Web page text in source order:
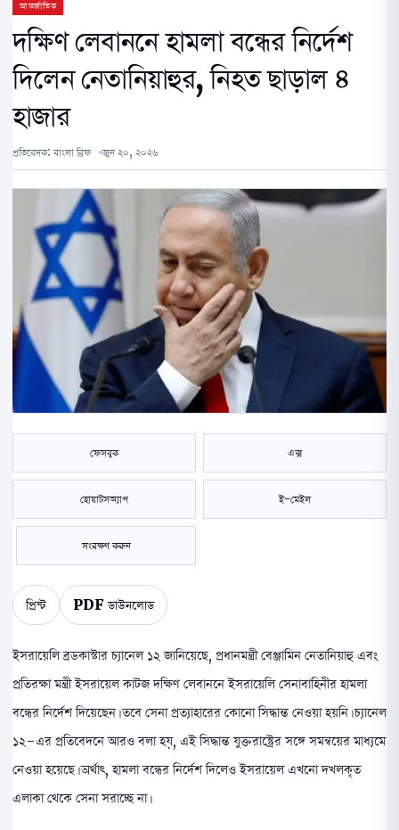
আন্তর্জাতিক
দক্ষিণ লেবাননে হামলা বন্ধের নির্দেশ
দিলেন নেতানিয়াহুর, নিহত ছাড়াল ৪
হাজার
প্রতিবেদক:বাংলা ব্রিফ জুন ২০, ২০২৬
ফেসবুক এক্স
হোয়াটসঅ্যাপ ই-মেইল
সংরক্ষণ করুন
প্রিন্ট PDF ডাউনলোড
ইসরায়েলি ব্রডকাস্টার চ্যানেল ১২ জানিয়েছে, প্রধানমন্ত্রী বেঞ্জামিন নেতানিয়াহু এবং
প্রতিরক্ষা মন্ত্রী ইসরায়েল কাটজ দক্ষিণ লেবাননে ইসরায়েলি সেনাবাহিনীর হামলা
বন্ধের নির্দেশ দিয়েছেন। তবে সেনা প্রত্যাহারের কোনো সিদ্ধান্ত নেওয়া হয়নি। চ্যানেল
১২-এর প্রতিবেদনে আরও বলা হয়, এই সিদ্ধান্ত যুক্তরাষ্ট্রের সঙ্গে সমন্বয়ের মাধ্যমে
নেওয়া হয়েছে। অর্থাৎ, হামলা বন্ধের নির্দেশ দিলেও ইসরায়েল এখনো দখলকৃত
এলাকা থেকে সেনা সরাচ্ছে না।